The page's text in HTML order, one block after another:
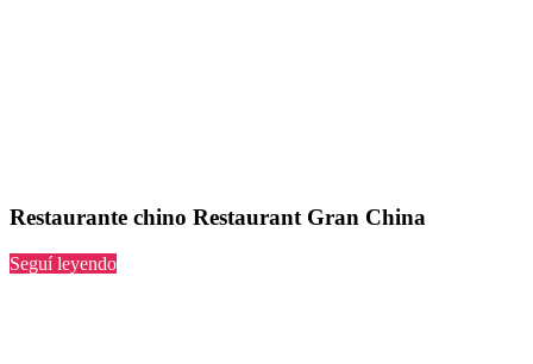
Restaurante chino Restaurant Gran China
Seguí leyendo“Restaurant